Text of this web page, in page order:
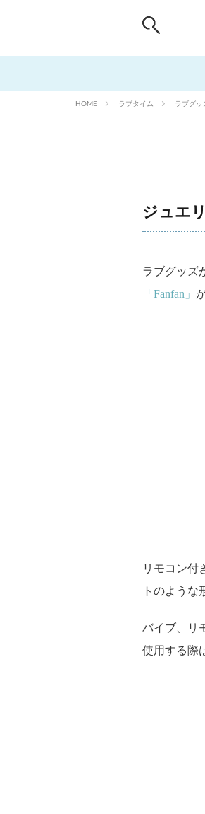
HOME ラブタイム ラブグッ
ジュエ
ラブグッズ
「Fanfan」
リモコン付
トのような
バイブ、リ
使用する際